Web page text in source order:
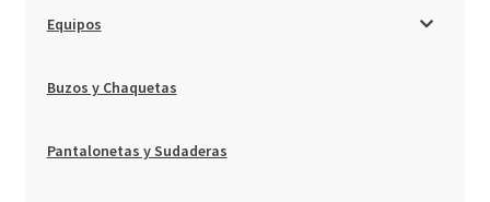
Equipos
Buzos y Chaquetas
Pantalonetas y Sudaderas